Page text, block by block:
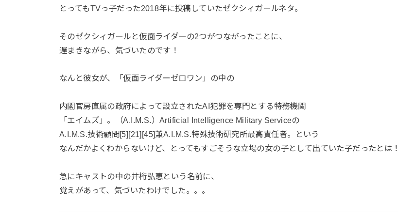
とってもTVっ子だった2018年に投稿していたゼクシィガールネタ。
そのゼクシィガールと仮面ライダーの2つがつながったことに、
遅まきながら、気づいたのです！
なんと彼女が、「仮面ライダーゼロワン」の中の
内閣官房直属の政府によって設立されたAI犯罪を専門とする特務機関
「エイムズ」。（A.I.M.S.）Artificial Intelligence Military Serviceの
A.I.M.S.技術顧問[5][21][45]兼A.I.M.S.特殊技術研究所最高責任者。という
なんだかよくわからないけど、とってもすごそうな立場の女の子として出ていた子だったとは！
急にキャストの中の井桁弘恵という名前に、
覚えがあって、気づいたわけでした。。。